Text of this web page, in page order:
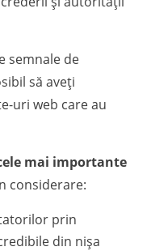
semnale de
să aveți
uri web care au
mai importante
considerare:
prin
din nișa